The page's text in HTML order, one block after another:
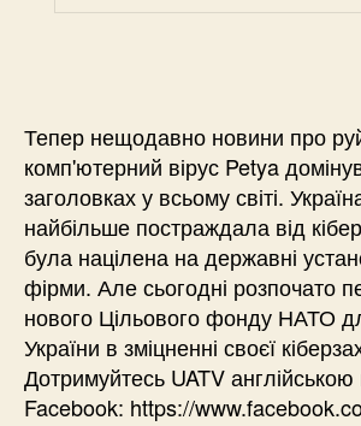
Тепер нещодавно новини про
комп'ютерний вірус Petya
заголовках у всьому світі.
найбільше постраждала від
була націлена на державні
фірми. Але сьогодні розпочато
нового Цільового фонду НАТО
України в зміцненні своєї
Дотримуйтесь UATV
Facebook: https://